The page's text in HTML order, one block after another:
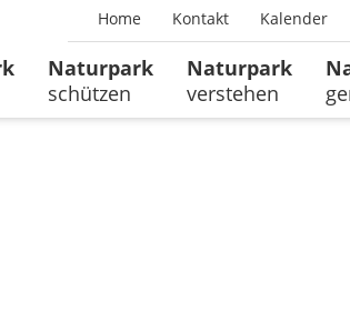
Home Kontakt Kalender
Naturpark
schützen
Naturpark
verstehen